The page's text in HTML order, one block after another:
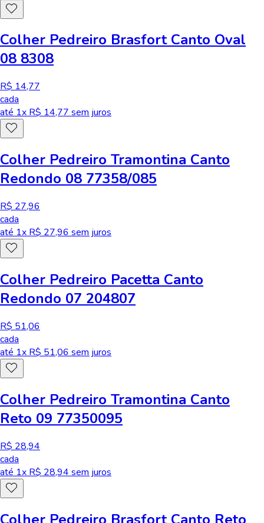
Colher Pedreiro Brasfort Canto Oval
08 8308
R$ 14,77
cada
até 1x R$ 14,77 sem juros
Colher Pedreiro Tramontina Canto
Redondo 08 77358/085
R$ 27,96
cada
até 1x R$ 27,96 sem juros
Colher Pedreiro Pacetta Canto
Redondo 07 204807
R$ 51,06
cada
até 1x R$ 51,06 sem juros
Colher Pedreiro Tramontina Canto
Reto 09 77350095
R$ 28,94
cada
até 1x R$ 28,94 sem juros